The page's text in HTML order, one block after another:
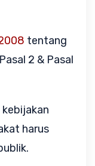
tentang
2 & Pasal
harus